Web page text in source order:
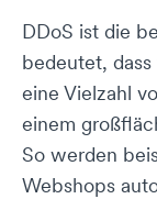
DDoS ist die
bedeutet,
eine Vielzahl
einem
So werden
Webshops